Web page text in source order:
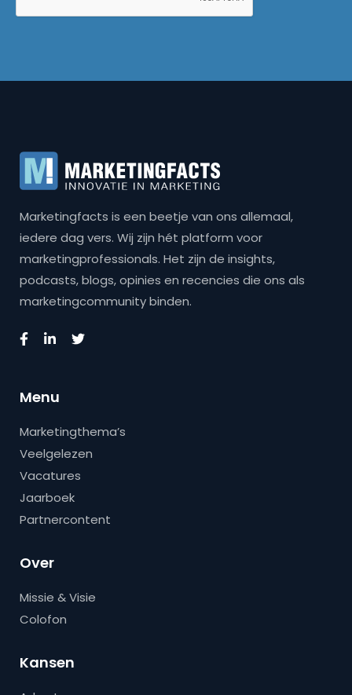
Marketingfacts is een beetje van ons allemaal,
iedere dag vers. Wij zijn hét platform voor
marketingprofessionals. Het zijn de insights,
podcasts, blogs, opinies en recencies die ons als
marketingcommunity binden.
Menu
Marketingthema’s
Veelgelezen
Vacatures
Jaarboek
Partnercontent
Over
Missie & Visie
Colofon
Kansen